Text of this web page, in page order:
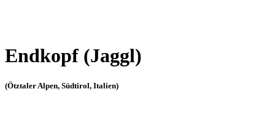
Endkopf (Jaggl)
(Ötztaler Alpen, Südtirol, Italien)